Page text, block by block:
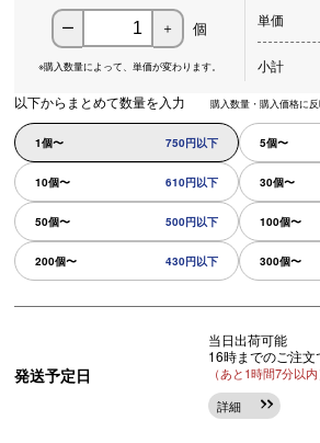
ー ＋ 個
※購入数量によって、 単価が変わります。
単価
小計
以下からまとめて数量を入力 購入数量・購入価格に
1個〜 750円以下 5個〜
10個〜 610円以下 30個〜
50個〜 500円以下 100個〜
200個〜 430円以下 300個〜
発送予定日
当日出荷可能
16時までのご注文
（あと1時間7分以内
詳細